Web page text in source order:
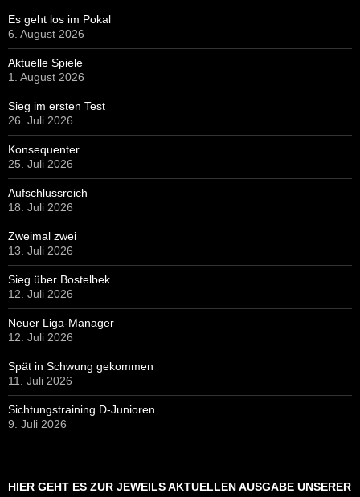
Es geht los im Pokal
6. August 2026
Aktuelle Spiele
1. August 2026
Sieg im ersten Test
26. Juli 2026
Konsequenter
25. Juli 2026
Aufschlussreich
18. Juli 2026
Zweimal zwei
13. Juli 2026
Sieg über Bostelbek
12. Juli 2026
Neuer Liga-Manager
12. Juli 2026
Spät in Schwung gekommen
11. Juli 2026
Sichtungstraining D-Junioren
9. Juli 2026
HIER GEHT ES ZUR JEWEILS AKTUELLEN AUSGABE UNSERER